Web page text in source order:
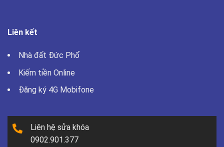
Liên kết
Nhà đất Đức Phổ
Kiếm tiền Online
Đăng ký 4G Mobifone
Liên hệ sửa khóa
0902.901.377